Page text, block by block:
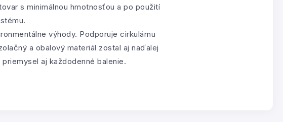
s minimálnou hmotnosťou a po použití
výhody. Podporuje cirkulárnu
a obalový materiál zostal aj naďalej
aj každodenné balenie.